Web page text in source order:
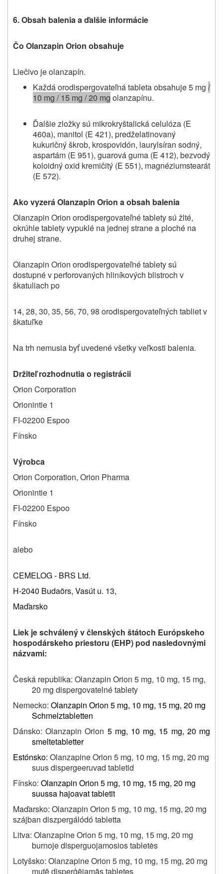
6.Obsah balenia a ďalšie informácie
Čo Olanzapin Orion obsahuje
Liečivo je olanzapín.
Každá orodispergovateľná tableta obsahuje 5 mg /
10 mg / 15 mg / 20 mg olanzapínu.
Ďalšie zložky sú mikrokryštalická celulóza (E
460a), manitol (E 421), predželatinovaný
kukuričný škrob, krospovidón, laurylsíran sodný,
aspartám (E 951), guarová guma (E 412), bezvodý
koloidný oxid kremičitý (E 551), magnéziumstearát
(E 572).
Ako vyzerá Olanzapin Orion a obsah balenia
Olanzapin Orion orodispergovateľné tablety sú žlté,
okrúhle tablety vypuklé na jednej strane a ploché na
druhej strane.
Olanzapin Orion orodispergovateľné tablety sú
dostupné v perforovaných hliníkových blistroch v
škatuliach po
14, 28, 30, 35, 56, 70, 98 orodispergovateľných tabliet v
škatuľke
Na trh nemusia byť uvedené všetky veľkosti balenia.
Držiteľ rozhodnutia o registrácii
Orion Corporation
Orionintie 1
FI-02200 Espoo
Fínsko
Výrobca
Orion Corporation, Orion Pharma
Orionintie 1
FI-02200 Espoo
Fínsko
alebo
CEMELOG - BRS Ltd.
H-2040 Budaörs, Vasút u. 13,
Maďarsko
Liek je schválený v členských štátoch Európskeho
hospodárskeho priestoru (EHP) pod nasledovnými
názvami:
Česká republika: Olanzapin Orion 5 mg, 10 mg, 15 mg,
20 mg dispergovatelné tablety
Nemecko: Olanzapin Orion 5 mg, 10 mg, 15 mg, 20 mg
Schmelztabletten
Dánsko: Olanzapin Orion 5 mg, 10 mg, 15 mg, 20 mg
smeltetabletter
Estónsko: Olanzapine Orion 5 mg, 10 mg, 15 mg, 20 mg
suus dispergeeruvad tabletid
Fínsko: Olanzapin Orion 5 mg, 10 mg, 15 mg, 20 mg
suussa hajoavat tabletit
Maďarsko: Olanzapin Orion 5 mg, 10 mg, 15 mg, 20 mg
szájban diszpergálódó tabletta
Litva: Olanzapine Orion 5 mg, 10 mg, 15 mg, 20 mg
burnoje disperguojamosiostabletės
Lotyšsko: Olanzapine Orion 5 mg, 10 mg, 15 mg, 20 mg
mutē disperģējamās tabletes